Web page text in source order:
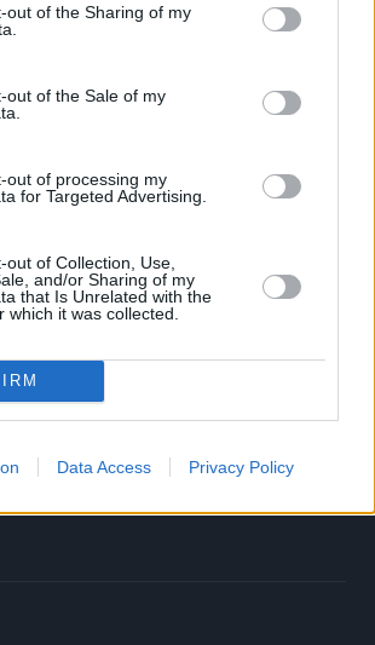
out of the Sharing of my
out of the Sale of my
out of processing my
for Targeted Advertising.
out of Collection, Use,
and/or Sharing of my
that Is Unrelated with the
which it was collected.
Data Access Privacy Policy
75, Αθήνα